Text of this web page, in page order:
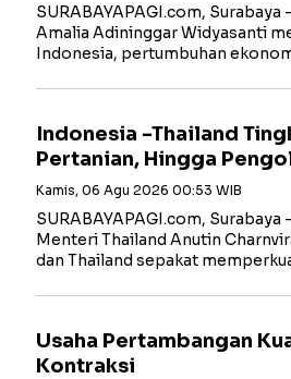
SURABAYAPAGI.com,
Amalia Adininggar Widyasanti
Indonesia, pertumbuhan
Indonesia -Thailand
Pertanian, Hingga
Kamis, 06 Agu 2026 00:53 WIB
SURABAYAPAGI.com,
Menteri Thailand Anutin
dan Thailand sepakat
Usaha Pertambangan
Kontraksi